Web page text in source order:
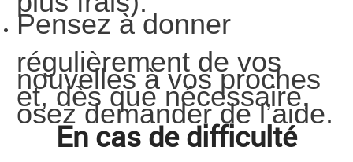
Pensez à donner
régulièrement de vos
nouvelles à vos proches
et, dès que nécessaire,
osez demander de l’aide.
En cas de difficulté